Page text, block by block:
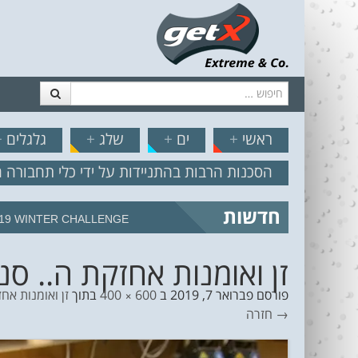
חיפוש
// תפריט
דלג לתוכן
ראשי + ים + שלג + גלגלים
הסכנות הרבות בהתניידות על ידי כלי
חדשות מצב הים והרוח – תחזית גלים
זן ואומנות אחזקת ה..
פורסם פברואר 7, 2019 ב600 × 400 בתוךזן ואומנות
→ חזרה